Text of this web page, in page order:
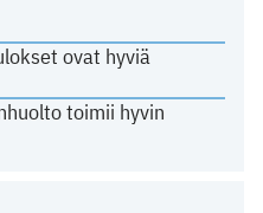
ovat hyviä
toimii hyvin